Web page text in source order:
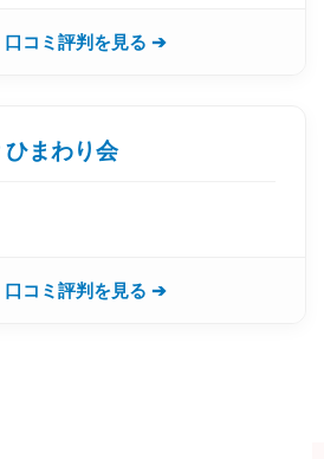
口コミ評判を見る ➔
まわり会
口コミ評判を見る ➔